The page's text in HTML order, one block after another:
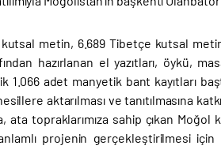
metin, 6.689 Tibetçe kutsal
hazırlanan el yazıtları, öykü,
1.066 adet manyetik bant kayıtları
aktarılması ve tanıtılmasına
ata topraklarımıza sahip çıkan
projenin gerçekleştirilmesi